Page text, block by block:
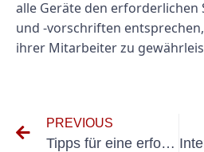
alle Geräte den erforderlichen
und -vorschriften
ihrer Mitarbeiter zu
PREVIOUS
Tipps für eine erfolgreiche VDE 0701-Prüfungszertifizierung